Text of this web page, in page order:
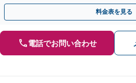
回面談無料】【夜間・休日対応可】
料金表を見る
電話でお問い合わせ